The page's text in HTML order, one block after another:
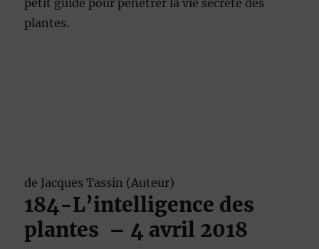
petit guide pour pénétrer la vie secrète des
plantes.
de Jacques Tassin (Auteur)
184-L’intelligence des
plantes – 4 avril 2018